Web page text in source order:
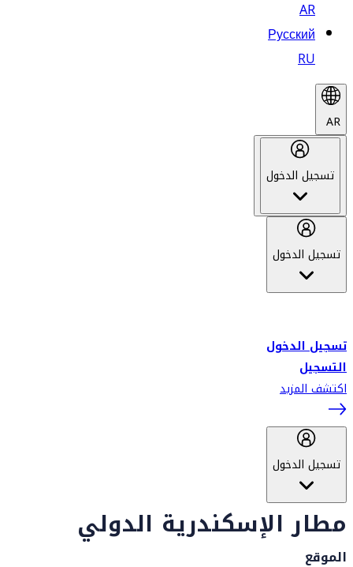
AR
Русский
RU
AR
تسجيل الدخول
تسجيل الدخول
تسجيل الدخول
التسجيل
اكتشف المزيد
تسجيل الدخول
مطار الإسكندرية الدولي
الموقع